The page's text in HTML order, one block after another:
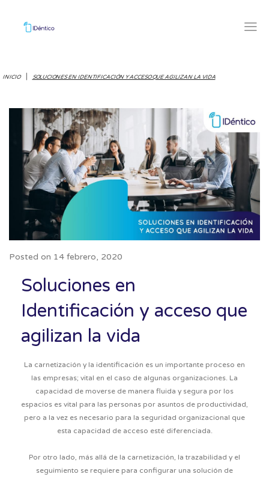
INICIO | SOLUCIONES EN IDENTIFICACIÓN Y ACCESO QUE AGILIZAN LA VIDA
Posted on 14 febrero, 2020
Soluciones en
Identificación y acceso que
agilizan la vida
La carnetización y la identificación es un importante proceso en
las empresas; vital en el caso de algunas organizaciones. La
capacidad de moverse de manera fluida y segura por los
espacios es vital para las personas por asuntos de productividad,
pero a la vez es necesario para la seguridad organizacional que
esta capacidad de acceso esté diferenciada.
Por otro lado, más allá de la carnetización, la trazabilidad y el
seguimiento se requiere para configurar una solución de